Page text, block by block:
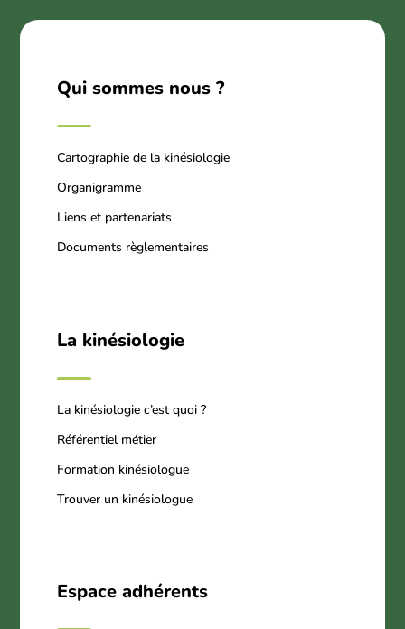
Qui sommes nous ?
Cartographie de la kinésiologie
Organigramme
Liens et partenariats
Documents règlementaires
La kinésiologie
La kinésiologie c’est quoi ?
Référentiel métier
Formation kinésiologue
Trouver un kinésiologue
Espace adhérents